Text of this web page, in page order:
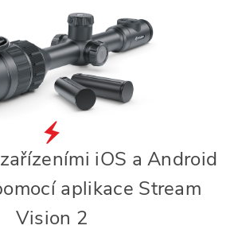
iOS a Android
aplikace Stream
Vision 2